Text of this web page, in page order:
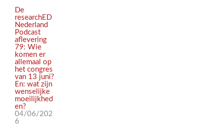
De
researchED
Nederland
Podcast
aflevering
79: Wie
komen er
allemaal op
het congres
van 13 juni?
En: wat zijn
wenselijke
moeilijkhed
en?
04/06/202
6